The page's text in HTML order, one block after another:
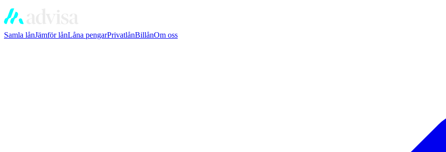
Samla lånJämför lånLåna pengarPrivatlånBillånOm oss